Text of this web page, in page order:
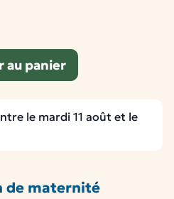
au panier
le mardi 11 août et le
de maternité